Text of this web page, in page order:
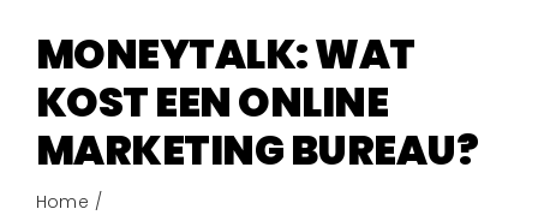
WORK.
SERVICES.
MONEYTALK: WAT
KOST EEN ONLINE
MARKETING BUREAU?
Home